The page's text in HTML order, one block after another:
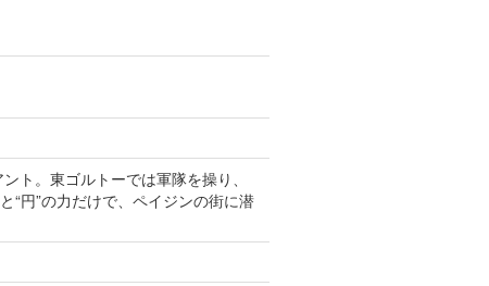
ト。東ゴルトーでは軍隊を操り、
“円”の力だけで、ペイジンの街に潜